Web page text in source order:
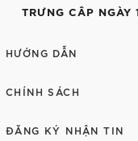
TRƯNG CÂP
HƯỚNG DẪN
CHÍNH SÁCH
ĐĂNG KÝ NHẬN TIN